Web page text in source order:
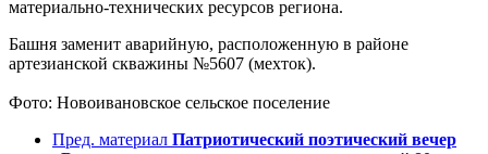
материально-технических ресурсов региона.
Башня заменит аварийную, расположенную в районе
артезианской скважины №5607 (мехток).
Фото: Новоивановское сельское поселение
Пред. материал Патриотический поэтический вечер